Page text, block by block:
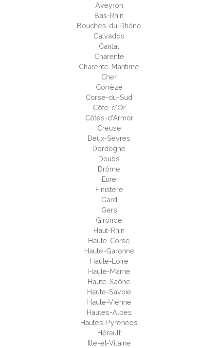
Aveyron
Bas-Rhin
Bouches-du-Rhône
Calvados
Cantal
Charente
Charente-Maritime
Cher
Corrèze
Corse-du-Sud
Côte-d'Or
Côtes-d'Armor
Creuse
Deux-Sèvres
Dordogne
Doubs
Drôme
Eure
Finistère
Gard
Gers
Gironde
Haut-Rhin
Haute-Corse
Haute-Garonne
Haute-Loire
Haute-Marne
Haute-Saône
Haute-Savoie
Haute-Vienne
Hautes-Alpes
Hautes-Pyrénées
Hérault
Ille-et-Vilaine